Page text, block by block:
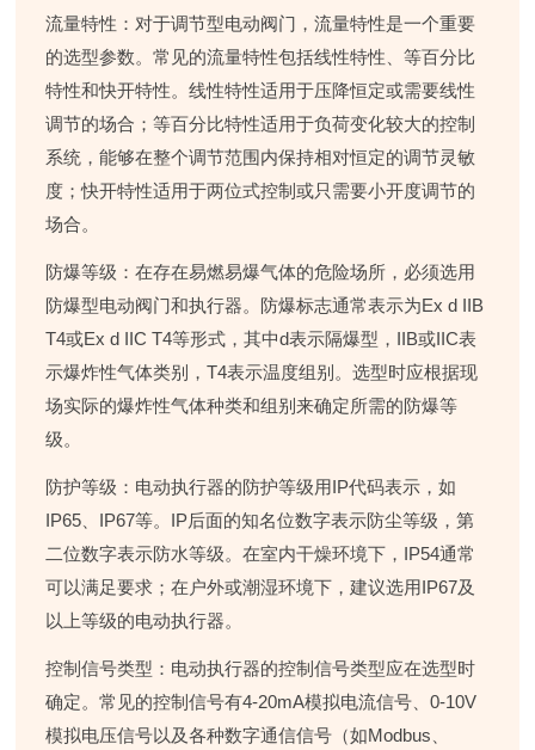
流量特性 ：对于调节型电动阀门，流量特性是一个重要
的选型参数。常见的流量特性包括线性特性、等百分比
特性和快开特性。线性特性适用于压降恒定或需要线性
调节的场合；等百分比特性适用于负荷变化较大的控制
系统，能够在整个调节范围内保持相对恒定的调节灵敏
度；快开特性适用于两位式控制或只需要小开度调节的
场合。
防爆等级 ：在存在易燃易爆气体的危险场所，必须选用
防爆型电动阀门和执行器。防爆标志通常表示为Ex d IIB
T4或Ex d IIC T4等形式，其中d表示隔爆型，IIB或IIC表
示爆炸性气体类别，T4表示温度组别。选型时应根据现
场实际的爆炸性气体种类和组别来确定所需的防爆等
级。
防护等级 ：电动执行器的防护等级用IP代码表示，如
IP65、IP67等。IP后面的知名位数字表示防尘等级，第
二位数字表示防水等级。在室内干燥环境下，IP54通常
可以满足要求；在户外或潮湿环境下，建议选用IP67及
以上等级的电动执行器。
控制信号类型 ：电动执行器的控制信号类型应在选型时
确定。常见的控制信号有4-20mA模拟电流信号、0-10V
模拟电压信号以及各种数字通信信号（如Modbus、